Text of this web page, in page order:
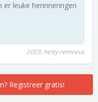
leuke herinneringen
2003, hetty remeeus
Registreer gratis!